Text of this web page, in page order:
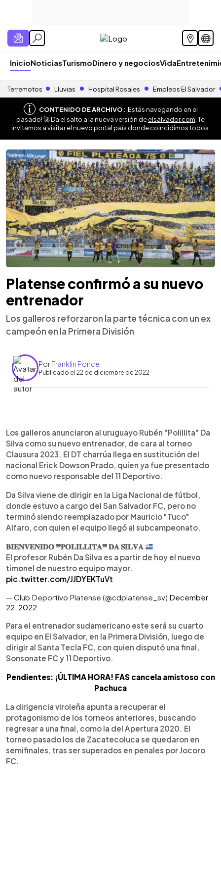
InicioNoticiasTurismoDinero y negociosVida
Terremotos Lluvias Hospital Rosales Empleos El Salvador
CONTENIDO DE ARCHIVO:¡Estás navegando en el
pasado! 🚀 Da el salto a la nueva versión deelsalvador.com . Te
invitamos a visitar el nuevo portal país donde coincidimos todos.
Platense confirmó a su nuevo
entrenador
Los galleros reforzaron la parte técnica con un ex
campeón en la Primera División
PorFranklin Ponce
Publicado el 22 de diciembre de 2022
► Escuchar artículo
Los galleros anunciaron al uruguayo Rubén "Polillita" Da
Silva como su nuevo entrenador, de cara al torneo
Clausura 2023. El DT charrúa llega en sustitución del
nacional Erick Dowson Prado, quien ya fue presentado
como nuevo responsable del 11 Deportivo.
Da Silva viene de dirigir en la Liga Nacional de fútbol,
donde estuvo a cargo del San Salvador FC, pero no
terminó siendo reemplazado por Mauricio "Tuco"
Alfaro, con quien el equipo llegó al subcampeonato.
𝐁𝐈𝐄𝐍𝐕𝐄𝐍𝐈𝐃𝐎 ❞𝐏𝐎𝐋𝐈𝐋𝐋𝐈𝐓𝐀❞ 𝐃𝐀 𝐒𝐈𝐋𝐕𝐀
El profesor Rubén Da Silva es a partir de hoy el nuevo
timonel de nuestro equipo mayor.
pic.twitter.com/JJDYEKTuVt
— Club Deportivo Platense (@cdplatense_sv) December
22, 2022
Para el entrenador sudamericano este será su cuarto
equipo en El Salvador, en la Primera División, luego de
dirigir al Santa Tecla FC, con quien disputó una final,
Sonsonate FC y 11 Deportivo.
Pendientes: ¡ÚLTIMA HORA! FAS cancela amistoso con
Pachuca
La dirigencia viroleña apunta a recuperar el
protagonismo de los torneos anteriores, buscando
regresar a una final, como la del Apertura 2020. El
torneo pasado los de Zacatecoluca se quedaron en
semifinales, tras ser superados en penales por Jocoro
FC.